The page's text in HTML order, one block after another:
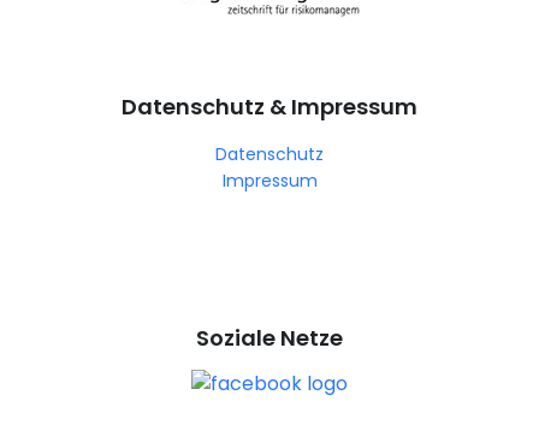
Datenschutz & Impressum
Datenschutz
Impressum
Soziale Netze